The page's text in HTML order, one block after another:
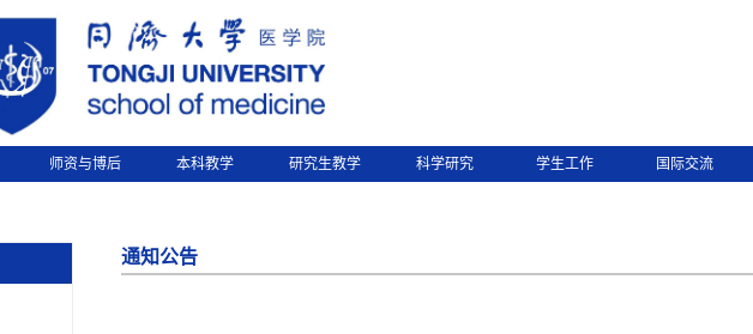
师资与博后 本科教学 研究生教学 科学研究 学生工作 国际交流
通知公告